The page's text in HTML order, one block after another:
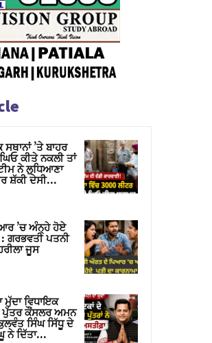
ਸਥਾਨਾਂ ’ਤੇ ਬਾਹਰ
ਕੀਤੇ ਨਕਲੀ ਤਾਂ
ਨੇ ਲੁਧਿਆਣਾ
ਸ਼ੱਕੀ ਦੇਸੀ...
’ਚ ਅੰਨ੍ਹੇ ਹੋਏ
: ਗਰਭਵਤੀ ਪਤਨੀ
ਜੂਸ
ਮੁੱਦਾ ਵਿਧਾਇਕ
ਪੁੱਤਰ ਕੌਂਸਲਰ ਅਮਨ
ਸਿੰਘ ਸਿੱਧੂ ਦੇ
ਨੇ ਦਿੱਤਾ...